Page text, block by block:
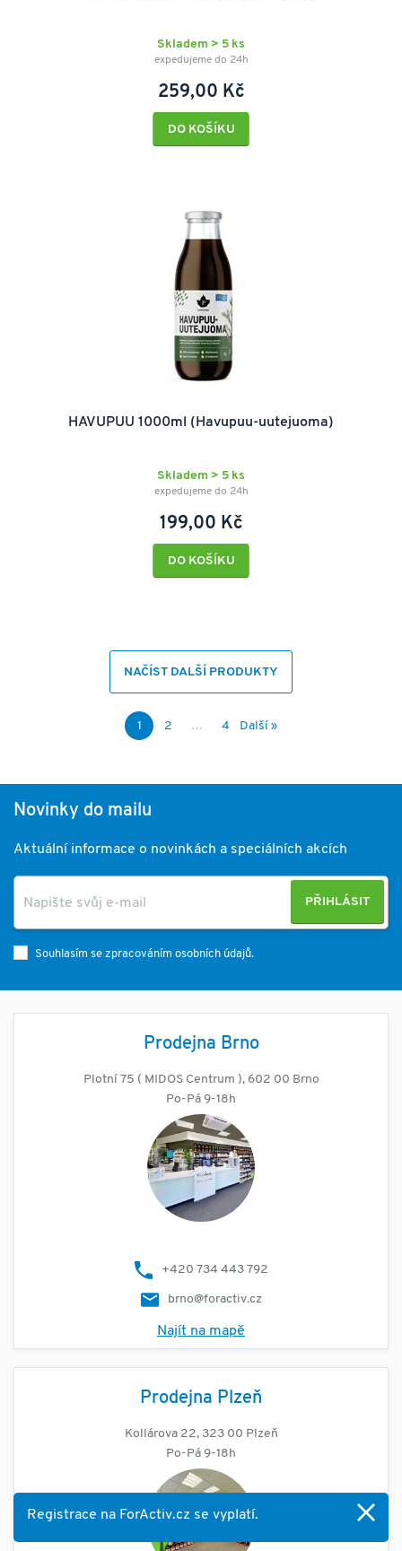
Skladem > 5 ks
expedujeme do 24h
259,00 Kč
DO KOŠÍKU
HAVUPUU 1000ml (Havupuu-uutejuoma)
Skladem > 5 ks
expedujeme do 24h
199,00 Kč
DO KOŠÍKU
NAČÍST DALŠÍ PRODUKTY
1 2 … 4 Další »
Novinky do mailu
Aktuální informace o novinkách a speciálních akcích
PŘIHLÁSIT
Souhlasím se zpracováním osobních údajů.
Prodejna Brno
Plotní 75 ( MIDOS Centrum ), 602 00 Brno
Po-Pá 9-18h
+420 734 443 792
brno@foractiv.cz
Najít na mapě
Prodejna Plzeň
Kollárova 22, 323 00 Plzeň
Po-Pá 9-18h
Registrace na ForActiv.cz se vyplatí.